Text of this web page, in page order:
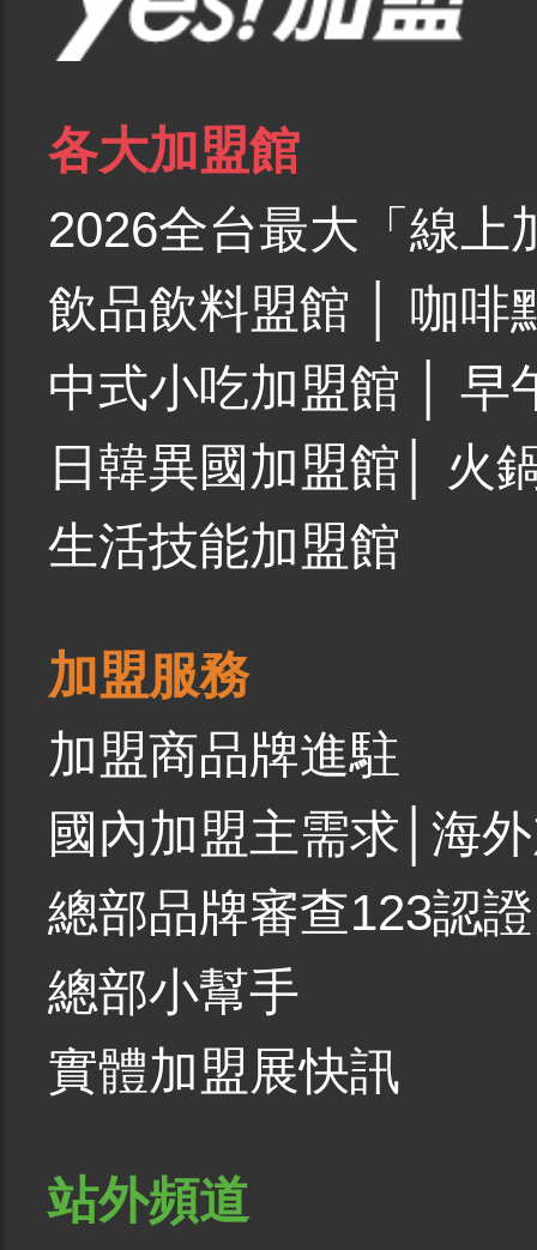
各大加盟館
2026全台最大「線上
飲品飲料盟館
咖啡
中式小吃加盟館
早
日韓異國加盟館
火
生活技能加盟館
加盟服務
加盟商品牌進駐
國內加盟主需求 海
總部品牌審查123認證
總部小幫手
實體加盟展快訊
站外頻道